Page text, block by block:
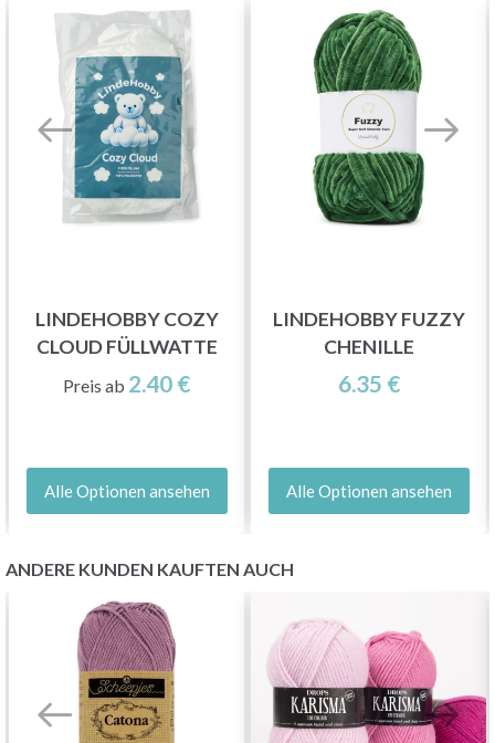
LINDEHOBBY COZY
CLOUD FÜLLWATTE
Preis ab 2.40 €
Alle Optionen ansehen
LINDEHOBBY FUZZY
CHENILLE
6.35 €
Alle Optionen ansehen
ANDERE KUNDEN KAUFTEN AUCH